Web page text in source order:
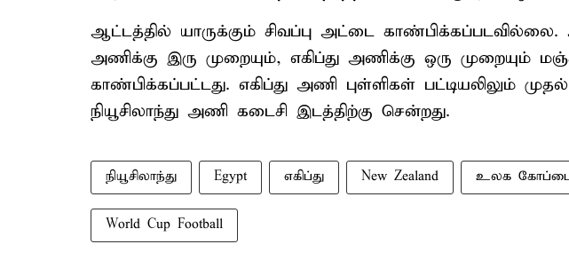
ஆட்டத்தில் யாருக்கும் சிவப்பு அட்டை காண்பிக்கப்படவில்லை.
அணிக்கு இரு முறையும், எகிப்து அணிக்கு ஒரு முறையும்
காண்பிக்கப்பட்டது. எகிப்து அணி புள்ளிகள் பட்டியலிலும்
நியூசிலாந்து அணி கடைசி இடத்திற்கு சென்றது.
நியூசிலாந்து Egypt எகிப்து New Zealand உலக கோப்பை
World Cup Football